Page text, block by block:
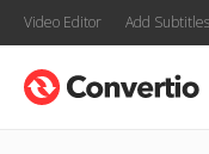
Video Editor Add